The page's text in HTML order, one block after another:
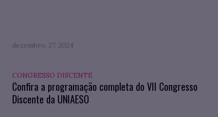
dezembro. 27, 2024
CONGRESSO DISCENTE
Confira a programação completa do VII Congresso
Discente da UNIAESO